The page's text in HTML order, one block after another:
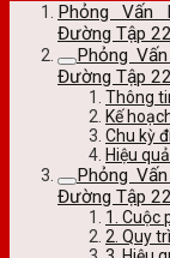
Phỏng Vấn
Đường Tập 22
Phỏng
Đường Tập
Thông
Kế
Chu kỳ
Hiệu
Phỏng
Đường Tập
1. Cuộc
2. Quy